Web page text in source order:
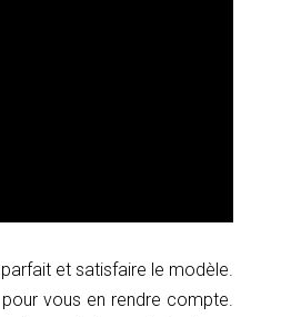
et satisfaire le modèle.
vous en rendre compte.